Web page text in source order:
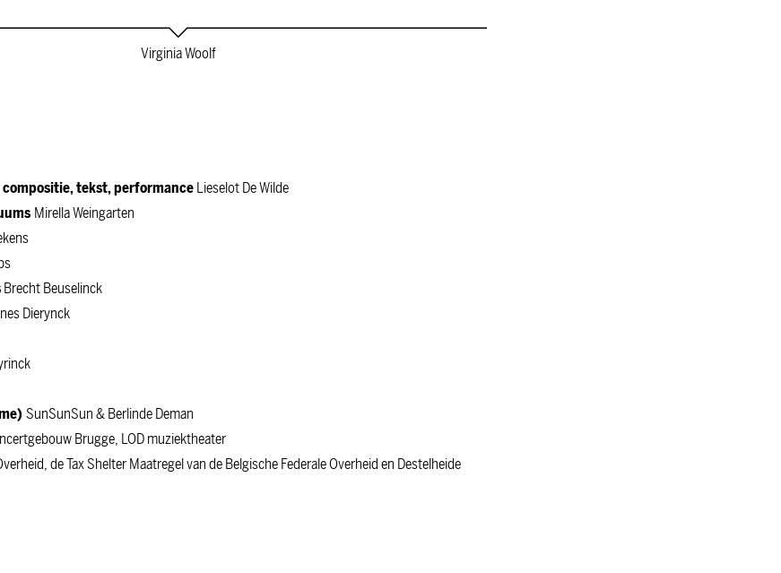
Virginia Woolf
tekst, performanceLieselot De Wilde
Mirella Weingarten
Brecht Beuselinck
Dierynck
SunSunSun & Berlinde Deman
Brugge, LOD muziektheater
de Tax Shelter Maatregel van de Belgische Federale Overheid en Destelheide